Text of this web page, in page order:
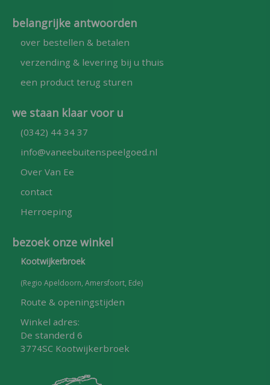
belangrijke antwoorden
over bestellen & betalen
verzending & levering bij u thuis
een product terug sturen
we staan klaar voor u
(0342) 44 34 37
info@vaneebuitenspeelgoed.nl
Over Van Ee
contact
Herroeping
bezoek onze winkel
Kootwijkerbroek
(Regio Apeldoorn, Amersfoort, Ede)
Route & openingstijden
Winkel adres:
De standerd 6
3774SC Kootwijkerbroek